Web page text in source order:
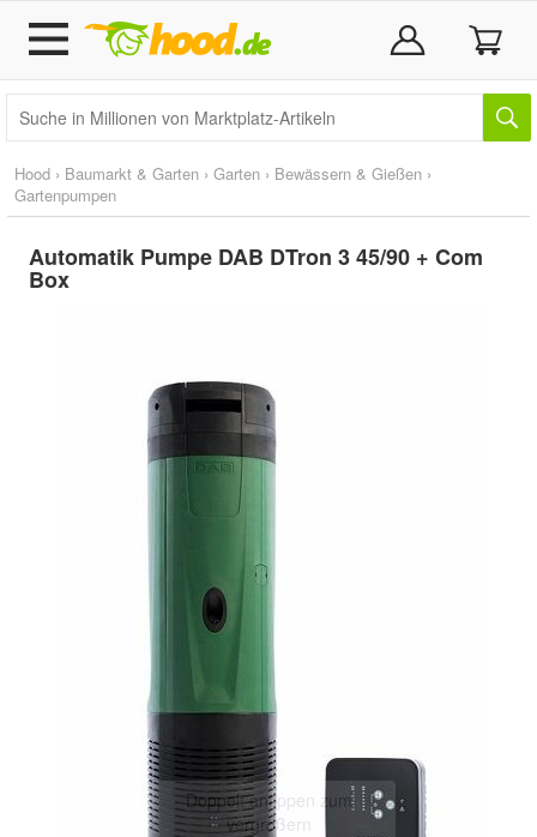
Hood › Baumarkt & Garten › Garten › Bewässern & Gießen ›
Gartenpumpen
Automatik Pumpe DAB DTron 3 45/90 + Com
Box
Doppelt antippen zum
vergrößern